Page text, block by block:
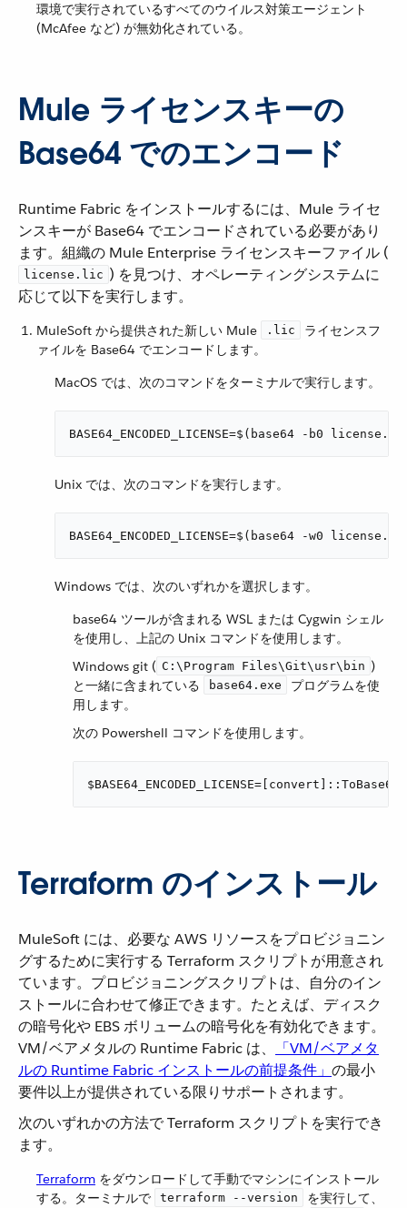
環境で実行されているすべてのウイルス対策エージェント
(McAfee など) が無効化されている。
Mule ライセンスキーの
Base64 でのエンコード
Runtime Fabric をインストールするには、Mule ライセ
ンスキーが Base64 でエンコードされている必要があり
ます。組織の Mule Enterprise ライセンスキーファイル (​
license.lic ​) を見つけ、オペレーティングシステムに
応じて以下を実行します。
MuleSoft から提供された新しい Mule ​ .lic
​ ライセンスフ
ァイルを Base64 でエンコードします。
MacOS では、次のコマンドをターミナルで実行します。
BASE64_ENCODED_LICENSE=$(base64 -b0
Unix では、次のコマンドを実行します。
BASE64_ENCODED_LICENSE=$(base64 -w0
Windows では、次のいずれかを選択します。
base64 ツールが含まれる WSL または Cygwin シェル
を使用し、上記の Unix コマンドを使用します。
Windows git (​ C:\Program Files\Git\usr\bin ​)
と一緒に含まれている ​
base64.exe
​ プログラムを使
用します。
次の Powershell コマンドを使用します。
Terraform のインストール
MuleSoft には、必要な AWS リソースをプロビジョニン
グするために実行する Terraform スクリプトが用意され
ています。プロビジョニングスクリプトは、自分のイン
ストールに合わせて修正できます。たとえば、ディスク
の暗号化や EBS ボリュームの暗号化を有効化できます。
VM/ベアメタルの Runtime Fabric は、​
「VM/ベアメタ
ルの Runtime Fabric インストールの前提条件」 ​の最小
要件以上が提供されている限りサポートされます。
次のいずれかの方法で Terraform スクリプトを実行でき
ます。
Terraform ​ をダウンロードして手動でマシンにインストール
する。ターミナルで ​
terraform --version
​ を実行して、